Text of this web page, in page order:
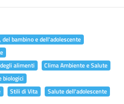
bambino e dell'adolescente
alimenti
Clima Ambiente e Salute
biologici
Stili di Vita Salute dell'adolescente